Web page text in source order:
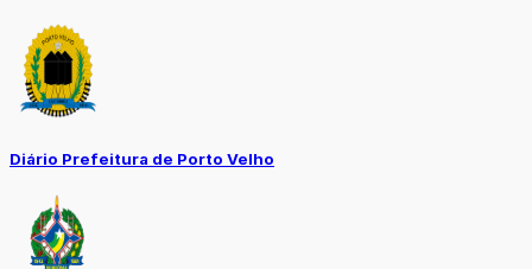
Diário Prefeitura de Porto Velho